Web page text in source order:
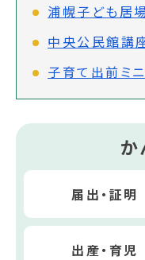
浦幌子ども居場所
中央公民館講
子育て出前ミ
か
届出・証明
出産・育児